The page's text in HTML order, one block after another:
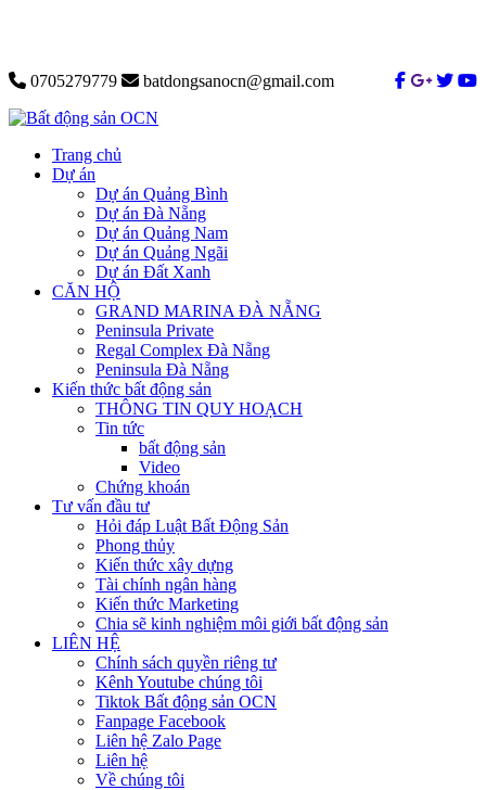
0705279779 batdongsanocn@gmail.com
Trang chủ
Dự án
Dự án Quảng Bình
Dự án Đà Nẵng
Dự án Quảng Nam
Dự án Quảng Ngãi
Dự án Đất Xanh
CĂN HỘ
GRAND MARINA ĐÀ NẴNG
Peninsula Private
Regal Complex Đà Nẵng
Peninsula Đà Nẵng
Kiến thức bất động sản
THÔNG TIN QUY HOẠCH
Tin tức
bất động sản
Video
Chứng khoán
Tư vấn đầu tư
Hỏi đáp Luật Bất Động Sản
Phong thủy
Kiến thức xây dựng
Tài chính ngân hàng
Kiến thức Marketing
Chia sẽ kinh nghiệm môi giới bất động sản
LIÊN HỆ
Chính sách quyền riêng tư
Kênh Youtube chúng tôi
Tiktok Bất động sản OCN
Fanpage Facebook
Liên hệ Zalo Page
Liên hệ
Về chúng tôi